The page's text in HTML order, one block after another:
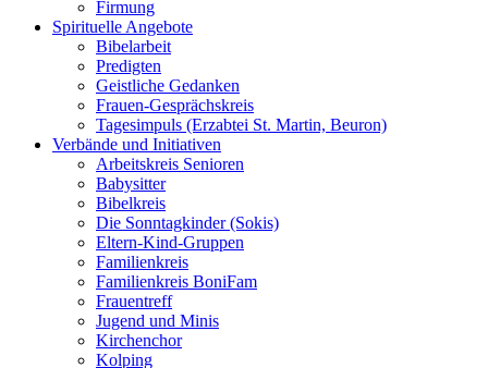
Firmung
Spirituelle Angebote
Bibelarbeit
Predigten
Geistliche Gedanken
Frauen-Gesprächskreis
Tagesimpuls (Erzabtei St. Martin, Beuron)
Verbände und Initiativen
Arbeitskreis Senioren
Babysitter
Bibelkreis
Die Sonntagkinder (Sokis)
Eltern-Kind-Gruppen
Familienkreis
Familienkreis BoniFam
Frauentreff
Jugend und Minis
Kirchenchor
Kolping